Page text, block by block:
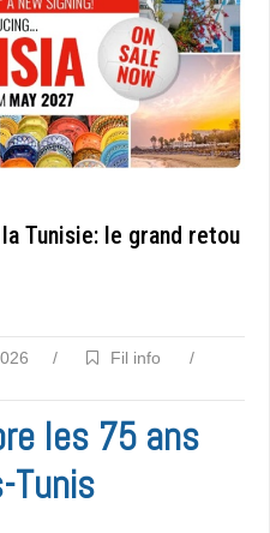
Tunisie: le grand retou
/ Fil info
/
les 75 ans
Tunis